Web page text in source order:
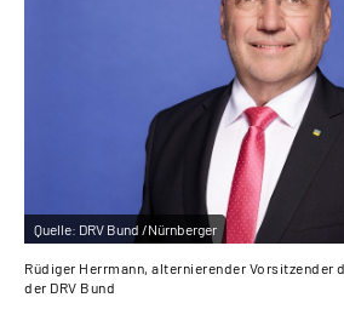
Quelle: DRV Bund /Nürnberger
Rüdiger Herrmann, alternierender Vorsitzender
der DRV Bund